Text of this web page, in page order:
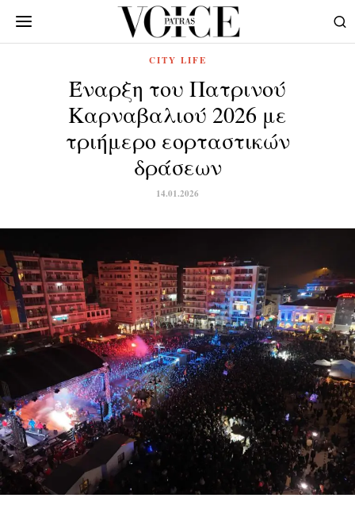
CITY LIFE
Έναρξη του Πατρινού
Καρναβαλιού 2026 με
τριήμερο εορταστικών
δράσεων
14.01.2026